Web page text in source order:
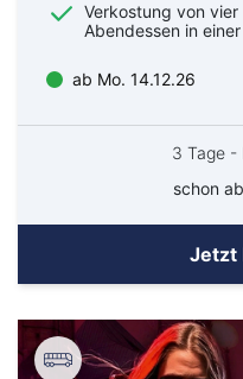
Verkostung von
Abendessen in
ab Mo. 14.12.26
3 Tage -
schon ab
Jetzt